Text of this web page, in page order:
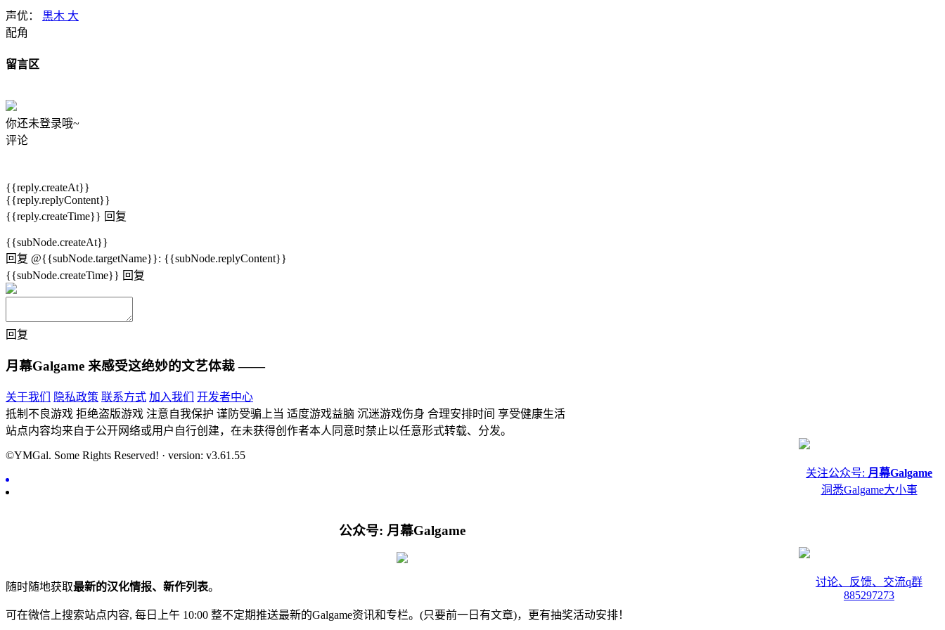
声优： 黒木 大
配角
留言区
你还未登录哦~
评论
{{reply.createAt}}
{{reply.replyContent}}
{{reply.createTime}} 回复
{{subNode.createAt}}
回复 @{{subNode.targetName}}: {{subNode.replyContent}}
{{subNode.createTime}} 回复
回复
月幕Galgame 来感受这绝妙的文艺体裁 ——
关于我们 隐私政策 联系方式 加入我们
开发者中心
抵制不良游戏 拒绝盗版游戏 注意自我保护 谨防受骗上当 适度游戏益脑 沉迷游戏伤身 合理安排时间 享受健康生活
站点内容均来自于公开网络或用户自行创建，在未获得创作者本人同意时禁止以任意形式转载、分发。
关注公众号: 月幕Galgame
洞悉Galgame大小事
讨论、反馈、交流q群
885297273
©YMGal. Some Rights Reserved! · version: v3.61.55
公众号: 月幕Galgame
随时随地获取最新的汉化情报、新作列表。
可在微信上搜索站点内容, 每日上午 10:00 整不定期推送最新的Galgame资讯和专栏。(只要前一日有文章)，更有抽奖活动安排！